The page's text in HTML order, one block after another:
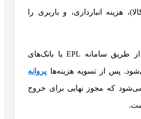
هزینه انبارداری، و باربری را
این پرداخت‌ها از طریق سامانه EPL یا بانک‌های
پس از تسویه هزینه‌ها پروانه
که مجوز نهایی برای خروج